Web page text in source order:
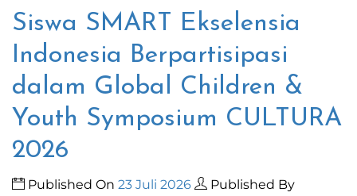
Siswa SMART Ekselensia
Indonesia Berpartisipasi
dalam Global Children &
Youth Symposium CULTURA
2026
Published On 23 Juli 2026
Published By